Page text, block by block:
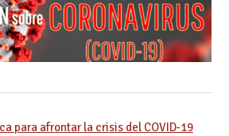
para afrontar la crisis del COVID-19